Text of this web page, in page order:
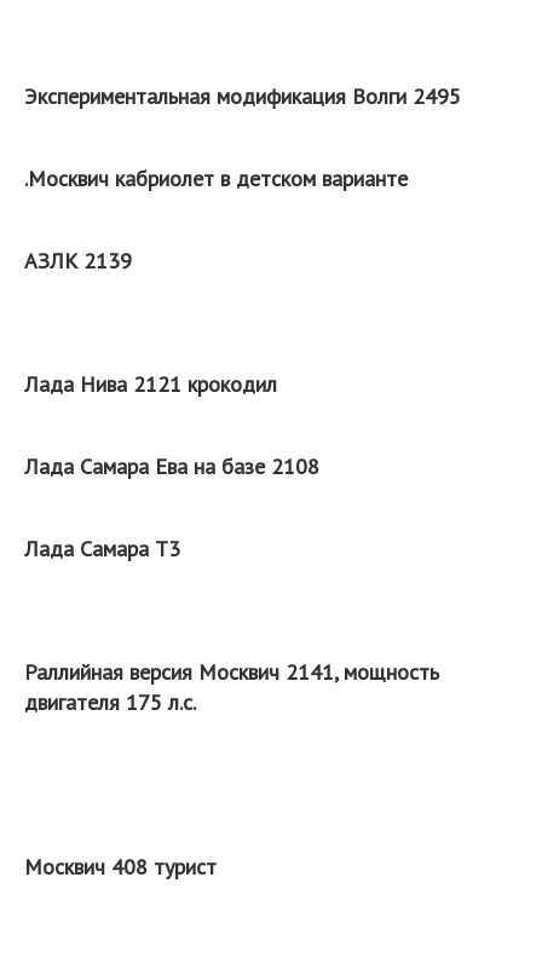
Экспериментальная модификация Волги 2495
.Москвич кабриолет в детском варианте
АЗЛК 2139
Лада Нива 2121 крокодил
Лада Самара Ева на базе 2108
Лада Самара Т3
Раллийная версия Москвич 2141, мощность
двигателя 175 л.с.
Москвич 408 турист